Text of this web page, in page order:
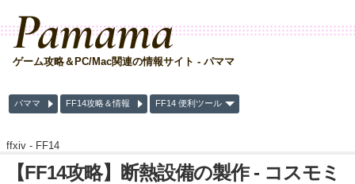
Pamama
ゲーム攻略＆PC/Mac関連の情報サイト - パママ
パママ FF14攻略＆情報 FF14 便利ツール
ffxiv - FF14
【FF14攻略】断熱設備の製作 - コスモミ